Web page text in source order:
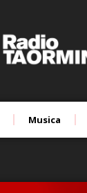
Musica